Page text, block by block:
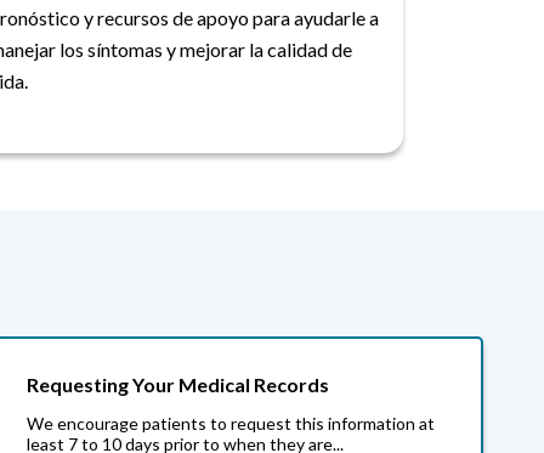
y recursos de apoyo para ayudarle a
los síntomas y mejorar la calidad de
Requesting Your Medical Records
We encourage patients to request this information at
least 7 to 10 days prior to when they are...